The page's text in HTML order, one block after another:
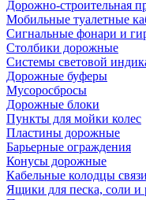
Дорожно-строительная
Мобильные туалетные
Сигнальные фонари и
Столбики дорожные
Системы световой
Дорожные буферы
Мусоросбросы
Дорожные блоки
Пункты для мойки колес
Пластины дорожные
Барьерные ограждения
Конусы дорожные
Кабельные колодцы связи
Ящики для песка, соли и